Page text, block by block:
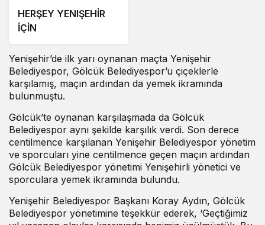
HERŞEY YENIŞEHİR
İÇİN
Yenişehir’de ilk yarı oynanan maçta Yenişehir
Belediyespor, Gölcük Belediyespor’u çiçeklerle
karşılamış, maçın ardından da yemek ikramında
bulunmuştu.
Gölcük’te oynanan karşılaşmada da Gölcük
Belediyespor aynı şekilde karşılık verdi. Son derece
centilmence karşılanan Yenişehir Belediyespor yönetim
ve sporcuları yine centilmence geçen maçın ardından
Gölcük Belediyespor yönetimi Yenişehirli yönetici ve
sporculara yemek ikramında bulundu.
Yenişehir Belediyespor Başkanı Koray Aydın, Gölcük
Belediyespor yönetimine teşekkür ederek, ‘Geçtiğimiz